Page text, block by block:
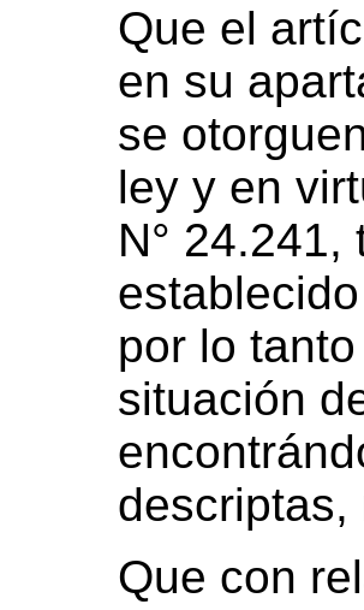
Que el
en su
se
ley y en
N°
por lo
situación
descriptas,
Que con